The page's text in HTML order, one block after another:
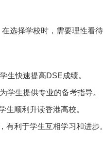
选择学校时，需要理性看待
生快速提高DSE成绩。
学生提供专业的备考指导。
生顺利升读香港高校。
有利于学生互相学习和进步。